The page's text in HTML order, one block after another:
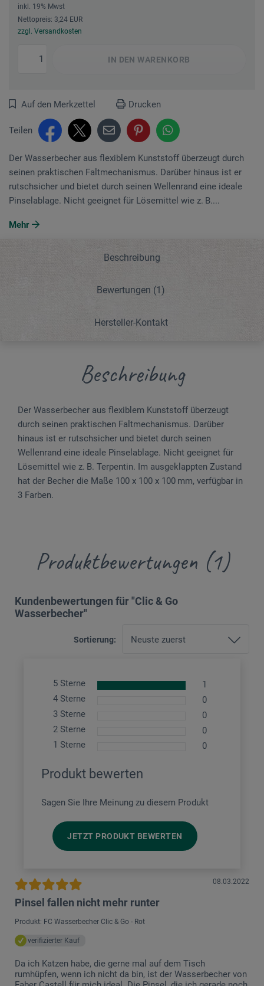
inkl. 19% Mwst
Nettopreis: 3,24 EUR
zzgl. Versandkosten
IN DEN WARENKORB
Auf den Merkzettel Drucken
Teilen
Der Wasserbecher aus flexiblem Kunststoff überzeugt durch
seinen praktischen Faltmechanismus. Darüber hinaus ist er
rutschsicher und bietet durch seinen Wellenrand eine ideale
Pinselablage. Nicht geeignet für Lösemittel wie z. B....
Mehr
Beschreibung
Bewertungen (1)
Hersteller-Kontakt
Beschreibung
Der Wasserbecher aus flexiblem Kunststoff überzeugt
durch seinen praktischen Faltmechanismus. Darüber
hinaus ist er rutschsicher und bietet durch seinen
Wellenrand eine ideale Pinselablage. Nicht geeignet für
Lösemittel wie z. B. Terpentin. Im ausgeklappten Zustand
hat der Becher die Maße 100 x 100 x 100 mm, verfügbar in
3 Farben.
Produktbewertungen (1)
Kundenbewertungen für "Clic & Go
Wasserbecher"
Sortierung:
5 Sterne
1
4 Sterne
0
3 Sterne
0
2 Sterne
0
1 Sterne
0
Produkt bewerten
Sagen Sie Ihre Meinung zu diesem Produkt
JETZT PRODUKT BEWERTEN
08.03.2022
Pinsel fallen nicht mehr runter
Produkt: FC Wasserbecher Clic & Go - Rot
verifizierter Kauf
Da ich Katzen habe, die gerne mal auf dem Tisch
rumhüpfen, wenn ich nicht da bin, ist der Wasserbecher von